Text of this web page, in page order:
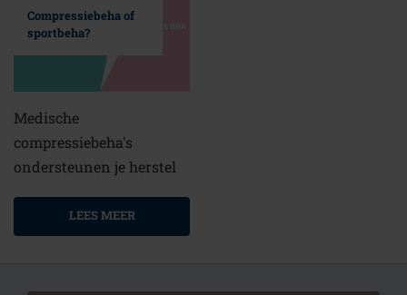
Compressiebeha of
sportbeha?
Medische
compressiebeha's
ondersteunen je herstel
LEES MEER